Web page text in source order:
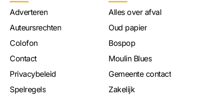
Adverteren
Auteursrechten
Colofon
Contact
Privacybeleid
Spelregels
Alles over afval
Oud papier
Bospop
Moulin Blues
Gemeente contact
Zakelijk